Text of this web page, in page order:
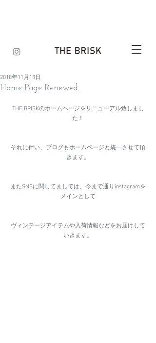
Home Page Renewed.
2018年11月18日
THE BRISKのホームページをリニューアル致しまし
た！
それに伴い、ブログもホームページと統一させて頂
きます。
またSNSに関してましては、今まで通りinstagramを
メインとして
ヴィンテージアイテムや入荷情報などをお届けして
いきます。